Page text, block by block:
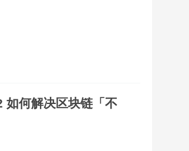
如何解决区块链「不